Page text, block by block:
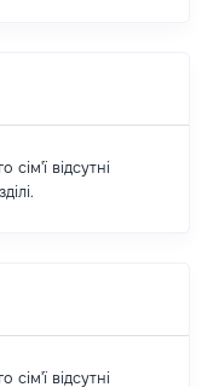
відсутні
відсутні